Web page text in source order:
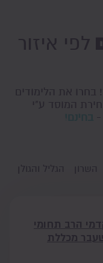
לפי איזור
את הלימודים
המוסד ע"י
-
הגליל והגולן השרון
הרב תחומי
מכללת